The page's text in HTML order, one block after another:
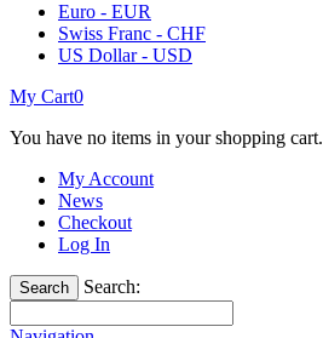
Euro - EUR
Swiss Franc - CHF
US Dollar - USD
My Cart0
You have no items in your shopping cart.
My Account
News
Checkout
Log In
Search Search: